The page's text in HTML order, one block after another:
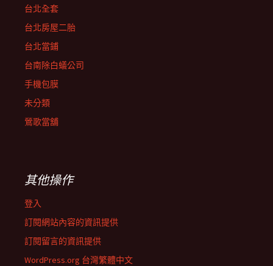
台北全套
台北房屋二胎
台北當鋪
台南除白蟻公司
手機包膜
未分類
鶯歌當舖
其他操作
登入
訂閱網站內容的資訊提供
訂閱留言的資訊提供
WordPress.org 台灣繁體中文